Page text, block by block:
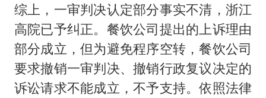
综上，一审判决认定部分事实不清，浙江
高院已予纠正。餐饮公司提出的上诉理由
部分成立，但为避免程序空转，餐饮公司
要求撤销一审判决、撤销行政复议决定的
诉讼请求不能成立，不予支持。依照法律